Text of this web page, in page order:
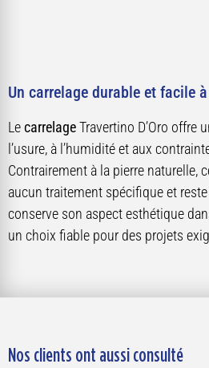
Un carrelage durable et facile
LecarrelageTravertino D’Oro offre
l’usure, à l’humidité et aux
Contrairement à la pierre naturelle,
aucun traitement spécifique et
conserve son aspect esthétique
un choix fiable pour des projets
Nos clients ont aussi consulté